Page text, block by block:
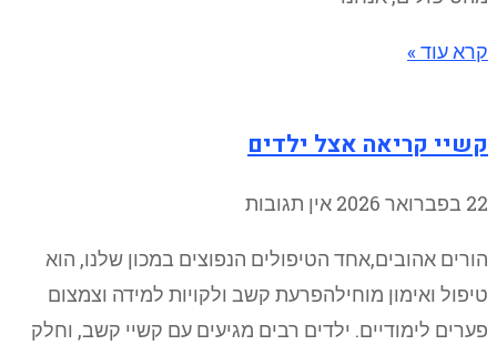
קרא עוד »
קשיי קריאה אצל ילדים
22 בפברואר 2026 אין תגובות
הורים אהובים,אחד הטיפולים הנפוצים במכון שלנו, הוא
טיפול ואימון מוחילהפרעת קשב ולקויות למידה וצמצום
פערים לימודיים. ילדים רבים מגיעים עם קשיי קשב, וחלק